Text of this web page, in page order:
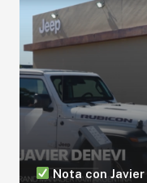
Nota con Javier